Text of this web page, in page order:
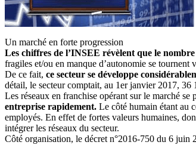
Un marché en forte progression
Les chiffres de l’INSEE révèlent que le
fragiles et/ou en manque d’autonomie se
De ce fait, ce secteur se développe
détail, le secteur comptait, au 1er janvier 2017, 36
Les réseaux en franchise opérant sur le marché se
entreprise rapidement. Le côté humain étant au
employés. En effet de fortes valeurs humaines,
intégrer les réseaux du secteur.
Côté organisation, le décret n°2016-750 du 6 juin